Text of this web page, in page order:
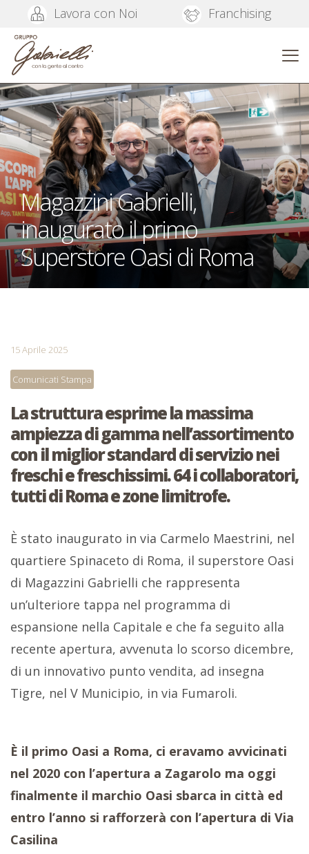
Lavora con Noi Franchising
Magazzini Gabrielli,
inaugurato il primo
Superstore Oasi di Roma
15 Aprile 2025
Comunicati Stampa
La struttura esprime la massima
ampiezza di gamma nell’assortimento
con il miglior standard di servizio nei
freschi e freschissimi. 64 i collaboratori,
tutti di Roma e zone limitrofe.
È stato inaugurato in via Carmelo Maestrini, nel
quartiere Spinaceto di Roma, il superstore Oasi
di Magazzini Gabrielli che rappresenta
un’ulteriore tappa nel programma di
espansione nella Capitale e che fa seguito alla
recente apertura, avvenuta lo scorso dicembre,
di un innovativo punto vendita, ad insegna
Tigre, nel V Municipio, in via Fumaroli.
È il primo Oasi a Roma, ci eravamo avvicinati
nel 2020 con l’apertura a Zagarolo ma oggi
finalmente il marchio Oasi sbarca in città ed
entro l’anno si rafforzerà con l’apertura di Via
Casilina